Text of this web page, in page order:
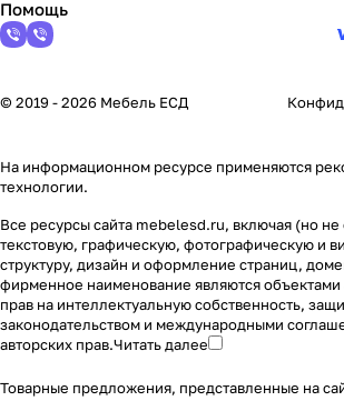
Помощь
© 2019 - 2026 Мебель ЕСД
На информационном ресурсе применяются
технологии.
Все ресурсы сайта mebelesd.ru, включая (но не
текстовую, графическую, фотографическую и
структуру, дизайн и оформление страниц,
фирменное наименование являются объектами
прав на интеллектуальную собственность,
законодательством и международными
авторских прав.Читать далее
Товарные предложения, представленные на